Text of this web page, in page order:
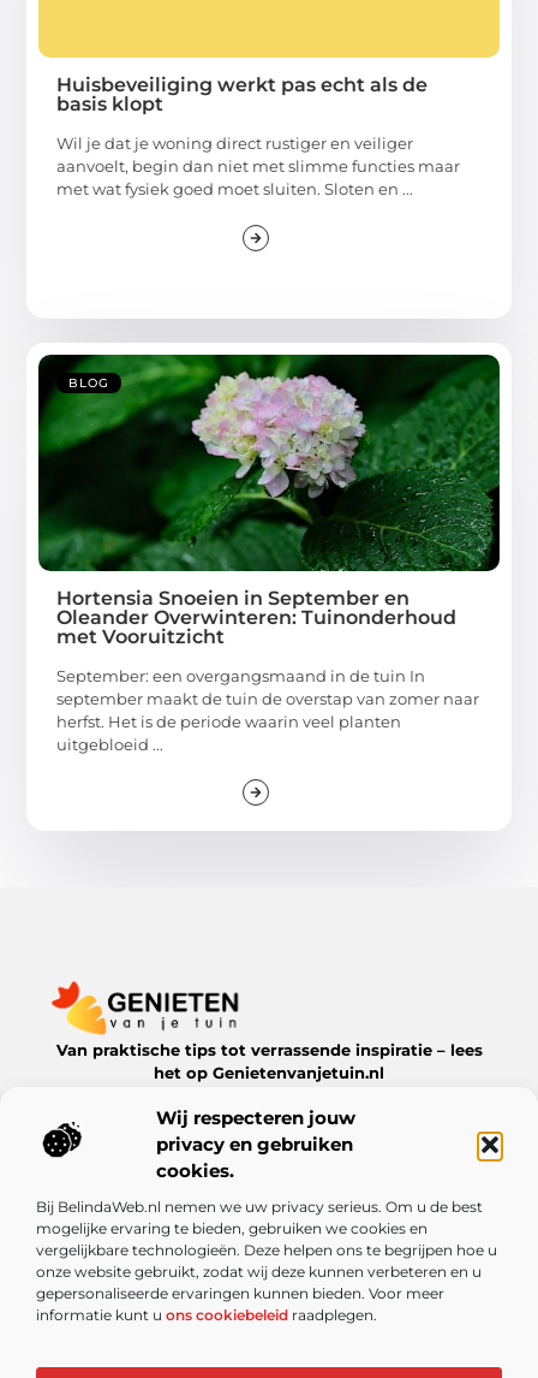
Wij respecteren jouw
privacy en gebruiken
cookies.
Bij BelindaWeb.nl nemen we uw privacy serieus. Om u de best
mogelijke ervaring te bieden, gebruiken we cookies en
vergelijkbare technologieën. Deze helpen ons te begrijpen hoe u
onze website gebruikt, zodat wij deze kunnen verbeteren en u
gepersonaliseerde ervaringen kunnen bieden. Voor meer
informatie kunt u ons cookiebeleid raadplegen.
Huisbeveiliging werkt pas echt als de
basis klopt
Wil je dat je woning direct rustiger en veiliger
aanvoelt, begin dan niet met slimme functies maar
met wat fysiek goed moet sluiten. Sloten en ...
BLOG
Hortensia Snoeien in September en
Oleander Overwinteren: Tuinonderhoud
met Vooruitzicht
September: een overgangsmaand in de tuin In
september maakt de tuin de overstap van zomer naar
herfst. Het is de periode waarin veel planten
uitgebloeid ...
Van praktische tips tot verrassende inspiratie – lees
het op Genietenvanjetuin.nl
leefomgeving te bieden heeft.
Bericht categorie
Onze informatie